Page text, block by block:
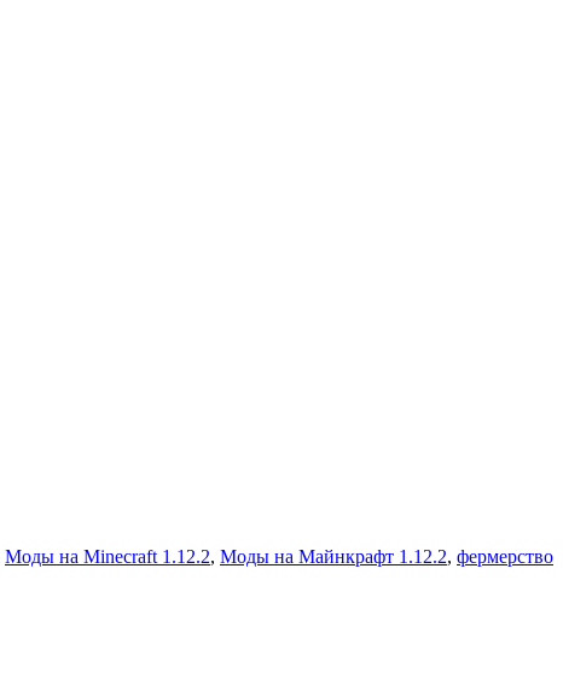
Моды на Minecraft 1.12.2, Моды на Майнкрафт 1.12.2, фермерство